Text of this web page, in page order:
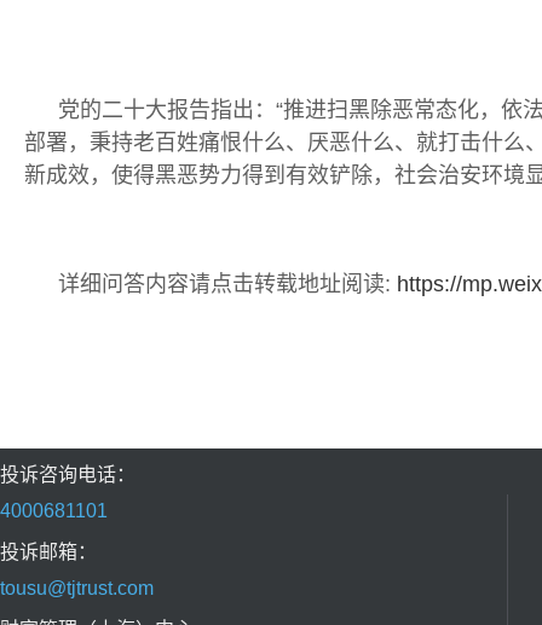
党的二十大报告指出：“推进扫黑除恶常态化，依
部署，秉持老百姓痛恨什么、厌恶什么、就打击什么
新成效，使得黑恶势力得到有效铲除，社会治安环境
详细问答内容请点击转载地址阅读: https://
投诉咨询电话：
4000681101
投诉邮箱：
tousu@tjtrust.com